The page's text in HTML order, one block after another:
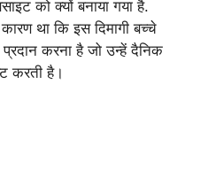
को क्यों बनाया गया है.
था कि इस दिमागी बच्चे
करना है जो उन्हें दैनिक
करती है।